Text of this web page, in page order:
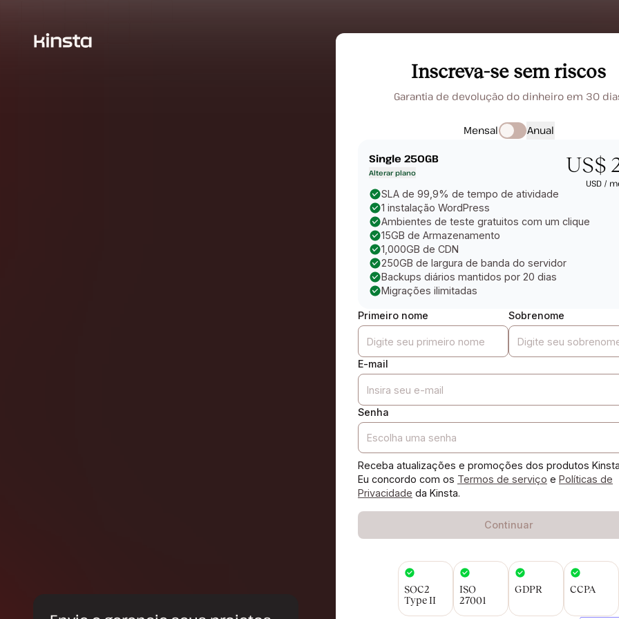
Inscreva-se sem riscos
Garantia de devolução do dinheiro em 30
Mensal Anual
Single 250GB
Alterar plano US$
USD /
SLA de 99,9% de tempo de atividade
1 instalação WordPress
Ambientes de teste gratuitos com um clique
15GB de Armazenamento
1,000GB de CDN
250GB de largura de banda do servidor
Backups diários mantidos por 20 dias
Migrações ilimitadas
Primeiro nome Sobrenome
E-mail
Senha
Receba atualizações e promoções dos produtos
Eu concordo com os Termos de serviço e Políticas de
Privacidade da Kinsta.
Continuar
SOC2
Type II
ISO
27001
GDPR CCPA